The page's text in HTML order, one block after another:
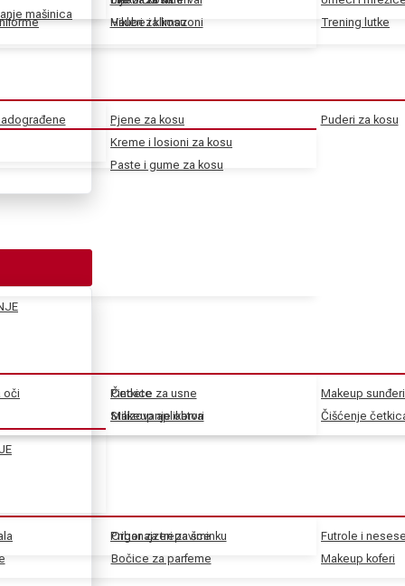
mašinica
Haube i klimazoni
Pjene za kosu
Kreme i losioni za kosu
Paste i gume za kosu
Puderi za kosu
Vikleri za kosu
Trening lutke
oči
Pincete
Stilizovanje obrva
Pribor za trepavice
Četkice za usne
Makeup aplikatori
Makeup sunđeri
Čišćenje
Organajzeri za šminku
Bočice za parfeme
Futrole i
Makeup koferi